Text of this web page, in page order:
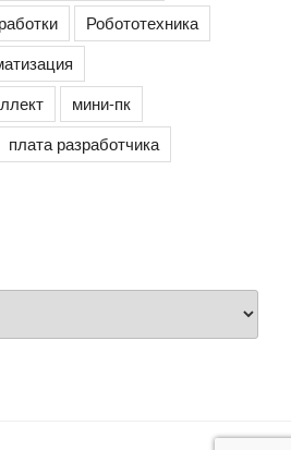
Робототехника
мини-пк
плата разработчика